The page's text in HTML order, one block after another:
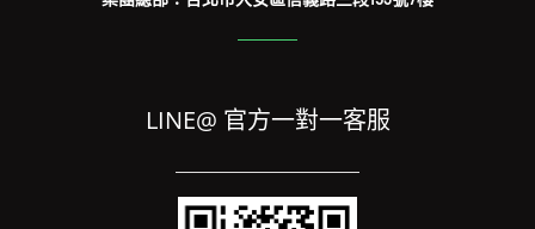
LINE@ 官方一對一客服